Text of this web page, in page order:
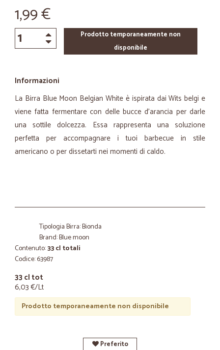
1,99 €
Prodotto temporaneamente non
disponibile
Informazioni
La Birra Blue Moon Belgian White è ispirata dai Wits belgi e
viene fatta fermentare con delle bucce d'arancia per darle
una sottile dolcezza. Essa rappresenta una soluzione
perfetta per accompagnare i tuoi barbecue in stile
americano o per dissetarti nei momenti di caldo.
Tipologia Birra: Bionda
Brand: Blue moon
Contenuto:33 cl totali
Codice: 63987
33 cl tot
6,03 €/Lt
Prodotto temporaneamente non disponibile
Preferito